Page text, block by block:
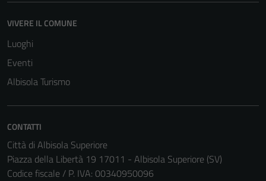
VIVERE IL COMUNE
Luoghi
Eventi
Albisola Turismo
CONTATTI
Città di Albisola Superiore
Piazza della Libertà 19 17011 - Albisola Superiore (SV)
Codice fiscale / P. IVA: 00340950096